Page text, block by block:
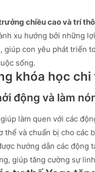
chiều cao và trí
xu hướng bởi những
giúp con yêu phát triển
sống.
khóa học chi
động và làm
làm quen với các
thể và chuẩn bị cho các
hướng dẫn các động
giúp tăng cường sự